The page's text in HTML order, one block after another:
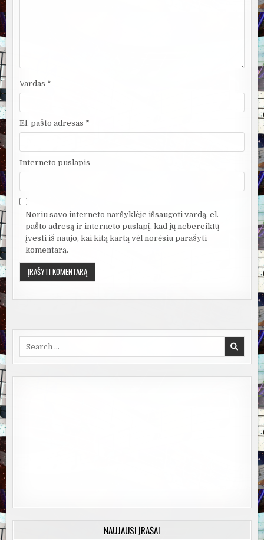
Vardas *
El. pašto adresas *
Interneto puslapis
Noriu savo interneto naršyklėje išsaugoti vardą, el.
pašto adresą ir interneto puslapį, kad jų nebereiktų
įvesti iš naujo, kai kitą kartą vėl norėsiu parašyti
komentarą.
NAUJAUSI ĮRAŠAI